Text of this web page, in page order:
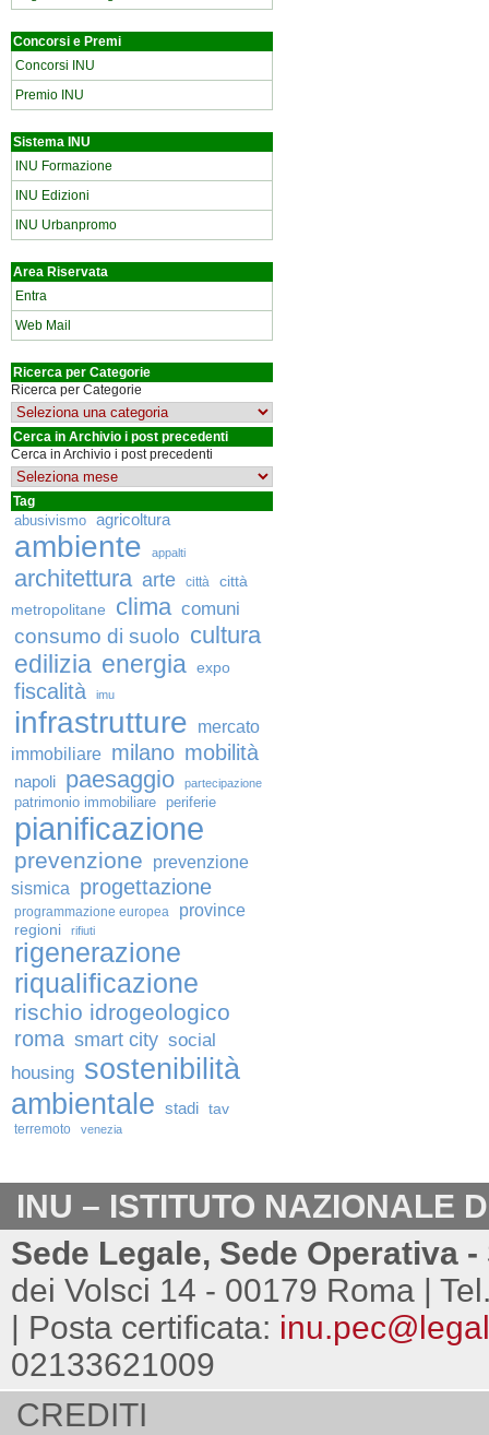
Concorsi e Premi
Concorsi INU
Premio INU
Sistema INU
INU Formazione
INU Edizioni
INU Urbanpromo
Area Riservata
Entra
Web Mail
Ricerca per Categorie
Ricerca per Categorie
Cerca in Archivio i post precedenti
Cerca in Archivio i post precedenti
Tag
abusivismo agricoltura
ambiente appalti
architettura arte città
città
metropolitane
clima comuni
consumo di suolo cultura
edilizia energia expo
fiscalità imu
infrastrutture
mercato
immobiliare milano mobilità
napoli paesaggio partecipazione
patrimonio immobiliare periferie
pianificazione
prevenzione
prevenzione
sismica
progettazione
programmazione europea province
regioni rifiuti
rigenerazione
riqualificazione
rischio idrogeologico
roma smart city social
housing sostenibilità
ambientale stadi tav
terremoto venezia
INU – ISTITUTO NAZIONALE
Sede Legale, Sede Operativa
dei Volsci 14 - 00179 Roma |
| Posta certificata:
02133621009
CREDITI